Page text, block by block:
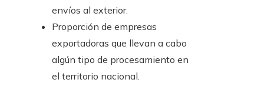
envíos al exterior.
Proporción de empresas
exportadoras que llevan a cabo
algún tipo de procesamiento en
el territorio nacional.